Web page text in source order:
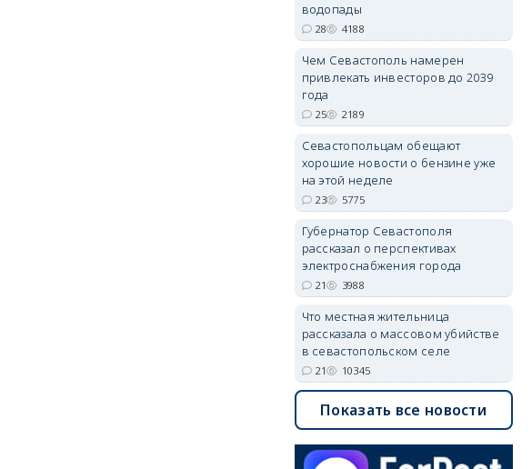
водопады
28 4188
Чем Севастополь намерен
привлекать инвесторов до 2039
года
25 2189
Севастопольцам обещают
хорошие новости о бензине уже
на этой неделе
23 5775
Губернатор Севастополя
рассказал о перспективах
электроснабжения города
21 3988
Что местная жительница
рассказала о массовом убийстве
в севастопольском селе
21 10345
Показать все новости